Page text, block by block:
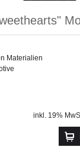
Materialien
inkl. 19%